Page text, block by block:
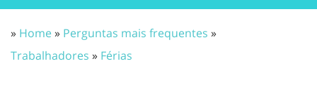
» Home» Perguntas mais frequentes »
Trabalhadores » Férias